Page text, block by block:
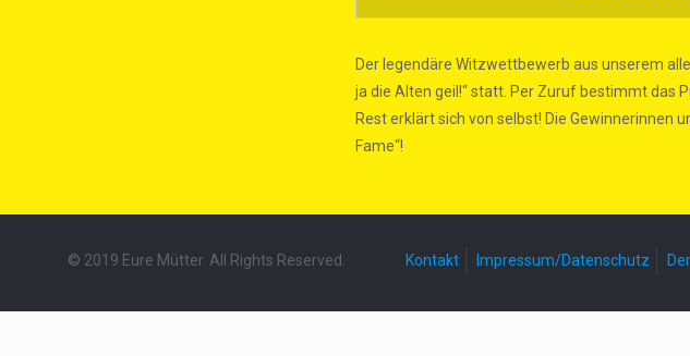
Der legendäre Witzwettbewerb aus unserem
ja die Alten geil!“ statt. Per Zuruf bestimmt das
Rest erklärt sich von selbst! Die Gewinnerinnen
Fame“!
© 2019 Eure Mütter. All Rights Reserved. Kontakt Impressum/Datenschutz